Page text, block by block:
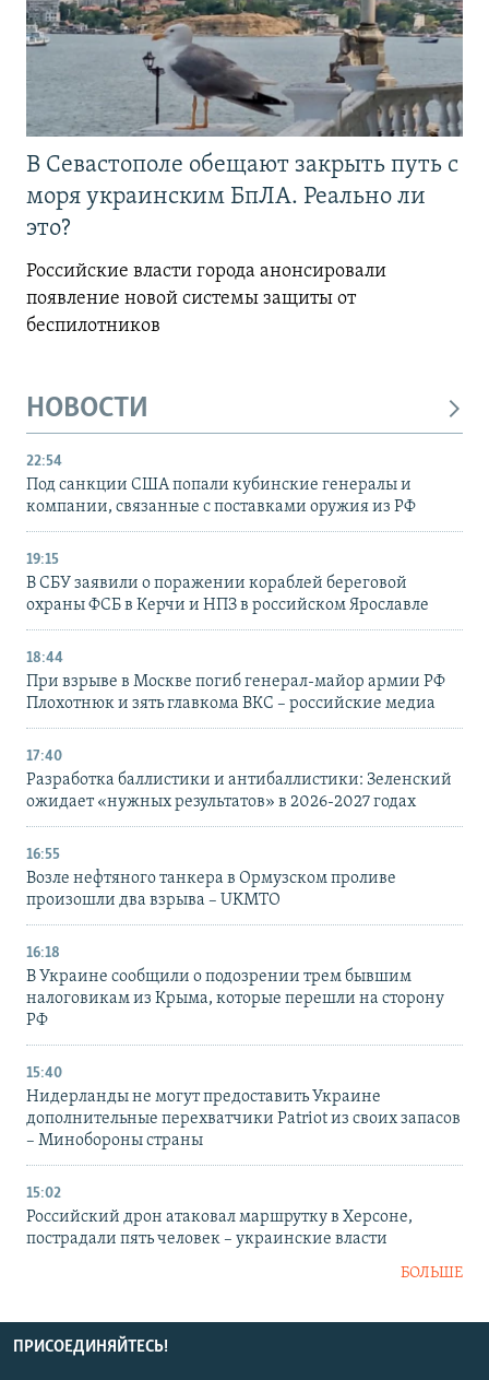
В Севастополе обещают закрыть путь с
моря украинским БпЛА. Реально ли
это?
Российские власти города анонсировали
появление новой системы защиты от
беспилотников
НОВОСТИ
22:54
Под санкции США попали кубинские генералы и
компании, связанные с поставками оружия из РФ
19:15
В СБУ заявили о поражении кораблей береговой
охраны ФСБ в Керчи и НПЗ в российском Ярославле
18:44
При взрыве в Москве погиб генерал-майор армии РФ
Плохотнюк и зять главкома ВКС – российские медиа
17:40
Разработка баллистики и антибаллистики: Зеленский
ожидает «нужных результатов» в 2026-2027 годах
16:55
Возле нефтяного танкера в Ормузском проливе
произошли два взрыва – UKMTO
16:18
В Украине сообщили о подозрении трем бывшим
налоговикам из Крыма, которые перешли на сторону
РФ
15:40
Нидерланды не могут предоставить Украине
дополнительные перехватчики Patriot из своих запасов
– Минобороны страны
15:02
Российский дрон атаковал маршрутку в Херсоне,
пострадали пять человек – украинские власти
БОЛЬШЕ
ПРИСОЕДИНЯЙТЕСЬ!